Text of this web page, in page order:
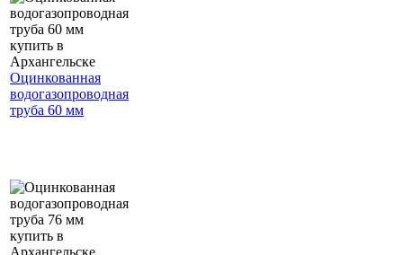
Оцинкованная
водогазопроводная
труба 60 мм